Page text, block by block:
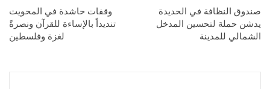
صندوق النظافة في الحديدة
يدشن حملة لتحسين المدخل
الشمالي للمدينة
وقفات حاشدة في المحويت
تنديداً بالإساءة للقرآن ونصرةً
لغزة وفلسطين